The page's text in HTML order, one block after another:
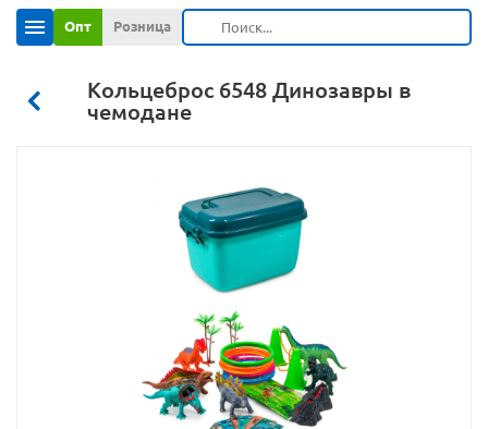
Опт Розница
Кольцеброс 6548 Динозавры в
чемодане